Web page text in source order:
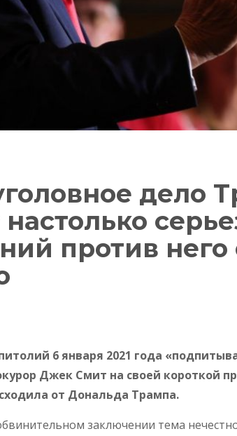
дело
против
6 января 2021 года
Джек Смит на своей короткой
от Дональда Трампа.
заключении тема